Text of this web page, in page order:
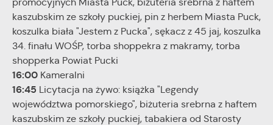
kaszubskim ze szkoły puckiej, pin z herbem Miasta Puck,
koszulka biała "Jestem z Pucka", sękacz z 45 jaj, koszulka
34. finału WOŚP, torba shoppekra z makramy, torba
shopperka Powiat Pucki
16:00 Kameralni
16:45 Licytacja na żywo: książka "Legendy
województwa pomorskiego", biżuteria srebrna z haftem
kaszubskim ze szkoły puckiej, tabakiera od Starosty
internetowej. Treści promocyjne mogą pojawić się na
stronach podmiotów trzecich lub firm będących naszymi
partnerami oraz innych dostawców usług. Firmy te działają w
charakterze pośredników prezentujących nasze treści w
postaci wiadomości, ofert, komunikatów mediów
społecznościowych.